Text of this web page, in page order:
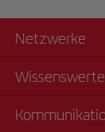
Prüfen Sie
Flughafen
Netzwerke